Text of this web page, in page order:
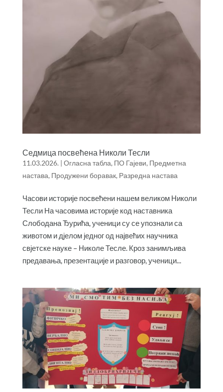
Седмица посвећена Николи Тесли
11.03.2026.| Огласна табла, ПО Гајеви, Предметна
настава, Продужени боравак, Разредна настава
Часови историје посвећени нашем великом Николи
Тесли На часовима историје код наставника
Слободана Ђурића, ученици су се упознали са
животом и дјелом једног од највећих научника
свјетске науке – Николе Тесле. Кроз занимљива
предавања, презентације и разговор, ученици...